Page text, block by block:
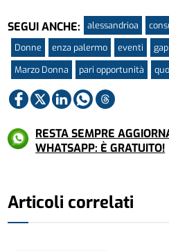
SEGUI ANCHE: alessandrioa
Donne
enza palermo eventi
Marzo Donna
pari opportunità
RESTA SEMPRE
WHATSAPP: È GRATUITO!
Articoli correlati